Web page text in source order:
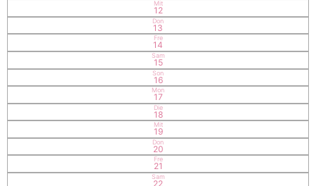
Mit
12
Don
13
Fre
14
Sam
15
Son
16
Mon
17
Die
18
Mit
19
Don
20
Fre
21
Sam
22